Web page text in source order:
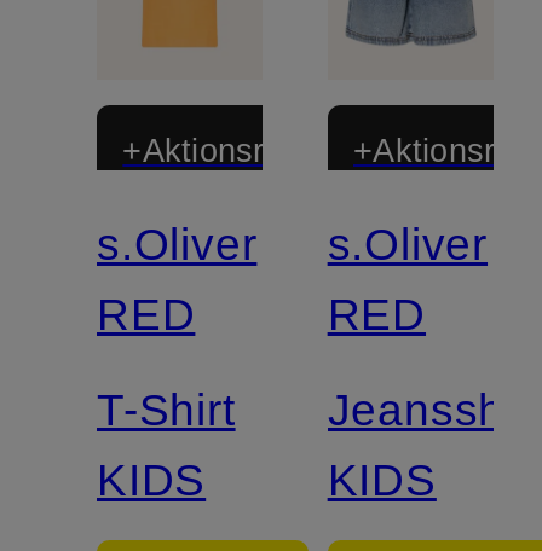
+Aktionsrabatt
s.Oliver
RED
T-Shirt
KIDS
s.Oliver
RED
KIDS